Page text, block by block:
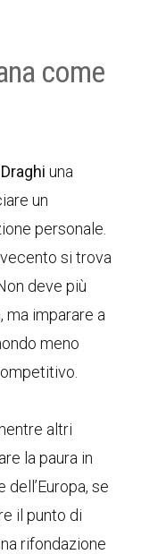
come
Draghi una
un
personale.
si trova
deve più
ma imparare a
meno
altri
la paura in
se
il punto di
rifondazione